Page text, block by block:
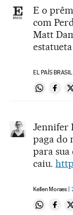
E o
com
Matt
EL PAÍS BRASIL
Jennifer
paga do
para sua
caiu.
Kellen Moraes